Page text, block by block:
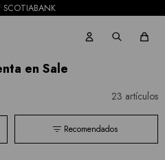
SCOTIABANK
en Sale
23 artículos
Recomendados